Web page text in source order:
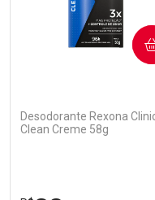
Desodorante Rexona
Clean Creme 58g
COMPRAR